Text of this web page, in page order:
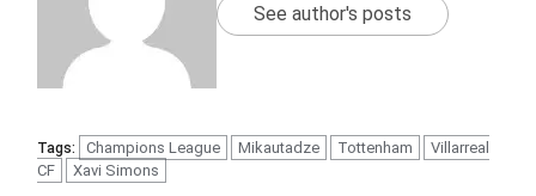
See author's posts
Tags: Champions League Mikautadze Tottenham
Villarreal
CF
Xavi Simons